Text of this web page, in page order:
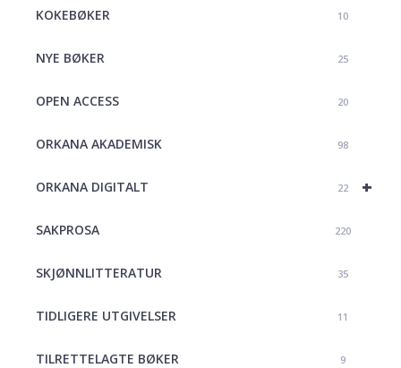
KOKEBØKER 10
NYE BØKER 25
OPEN ACCESS 20
ORKANA AKADEMISK 98
+
ORKANA DIGITALT 22
SAKPROSA 220
SKJØNNLITTERATUR 35
TIDLIGERE UTGIVELSER 11
TILRETTELAGTE BØKER 9